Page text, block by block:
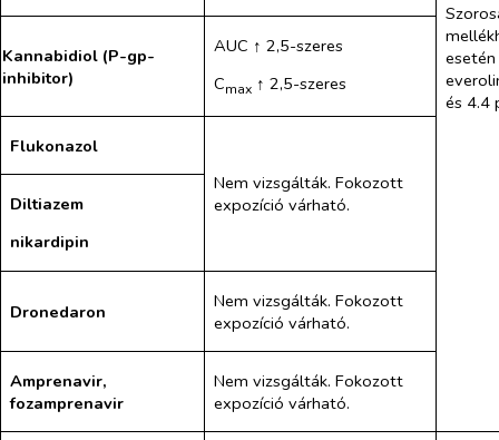
és 4.4
Kannabidiol (P-gp-
inhibitor)
AUC ↑ 2,5-szeres
Cmax↑ 2,5-szeres
Flukonazol
Nem vizsgálták. Fokozott
expozíció várható.
Diltiazem
nikardipin
Dronedaron
Nem vizsgálták. Fokozott
expozíció várható.
Amprenavir,
fozamprenavir
Nem vizsgálták. Fokozott
expozíció várható.